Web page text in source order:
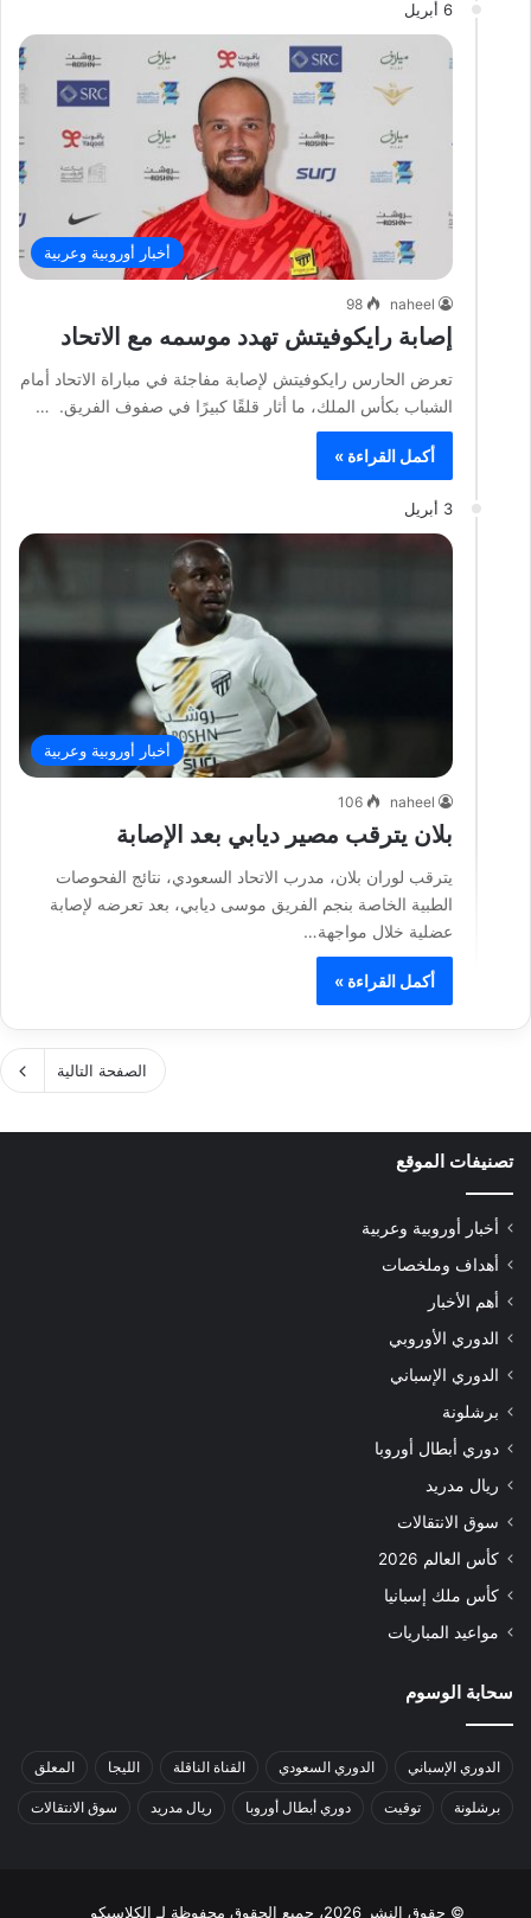
6 أبريل
أخبار أوروبية وعربية
naheel
98
إصابة رايكوفيتش تهدد موسمه مع الاتحاد
تعرض الحارس رايكوفيتش لإصابة مفاجئة في مباراة الاتحاد أمام
الشباب بكأس الملك، ما أثار قلقًا كبيرًا في صفوف الفريق. …
أكمل القراءة »
3 أبريل
أخبار أوروبية وعربية
naheel
106
بلان يترقب مصير ديابي بعد الإصابة
يترقب لوران بلان، مدرب الاتحاد السعودي، نتائج الفحوصات
الطبية الخاصة بنجم الفريق موسى ديابي، بعد تعرضه لإصابة
عضلية خلال مواجهة…
أكمل القراءة »
الصفحة التالية
تصنيفات الموقع
أخبار أوروبية وعربية
أهداف وملخصات
أهم الأخبار
الدوري الأوروبي
الدوري الإسباني
برشلونة
دوري أبطال أوروبا
ريال مدريد
سوق الانتقالات
كأس العالم 2026
كأس ملك إسبانيا
مواعيد المباريات
سحابة الوسوم
الدوري الإسباني الدوري السعودي القناة الناقلة الليجا المعلق
برشلونة توقيت دوري أبطال أوروبا ريال مدريد سوق الانتقالات
© حقوق النشر 2026، جميع الحقوق محفوظة لـ الكلاسيكو